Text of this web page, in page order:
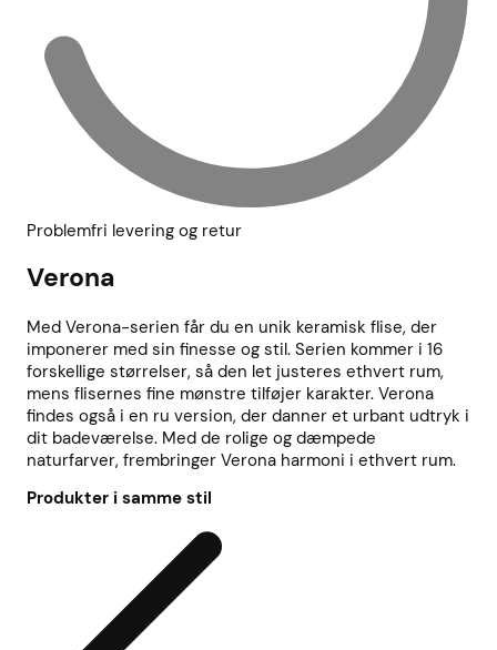
Problemfri levering og retur
Verona
Med Verona-serien får du en unik keramisk flise, der
imponerer med sin finesse og stil. Serien kommer i 16
forskellige størrelser, så den let justeres ethvert rum,
mens flisernes fine mønstre tilføjer karakter. Verona
findes også i en ru version, der danner et urbant udtryk i
dit badeværelse. Med de rolige og dæmpede
naturfarver, frembringer Verona harmoni i ethvert rum.
Produkter i samme stil